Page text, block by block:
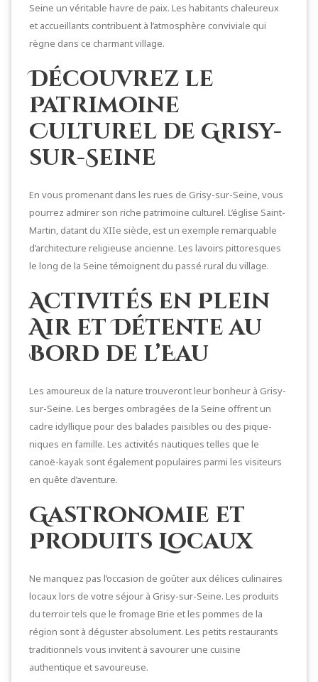
Seine un véritable havre de paix. Les habitants chaleureux
et accueillants contribuent à l’atmosphère conviviale qui
règne dans ce charmant village.
Découvrez le
Patrimoine
Culturel de Grisy-
sur-Seine
En vous promenant dans les rues de Grisy-sur-Seine, vous
pourrez admirer son riche patrimoine culturel. L’église Saint-
Martin, datant du XIIe siècle, est un exemple remarquable
d’architecture religieuse ancienne. Les lavoirs pittoresques
le long de la Seine témoignent du passé rural du village.
Activités en Plein
Air et Détente au
Bord de l’Eau
Les amoureux de la nature trouveront leur bonheur à Grisy-
sur-Seine. Les berges ombragées de la Seine offrent un
cadre idyllique pour des balades paisibles ou des pique-
niques en famille. Les activités nautiques telles que le
canoë-kayak sont également populaires parmi les visiteurs
en quête d’aventure.
Gastronomie et
Produits Locaux
Ne manquez pas l’occasion de goûter aux délices culinaires
locaux lors de votre séjour à Grisy-sur-Seine. Les produits
du terroir tels que le fromage Brie et les pommes de la
région sont à déguster absolument. Les petits restaurants
traditionnels vous invitent à savourer une cuisine
authentique et savoureuse.